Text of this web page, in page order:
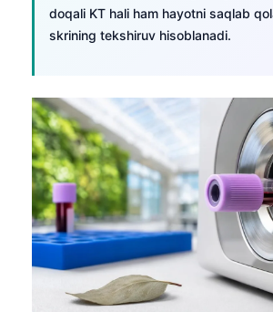
doqali KT hali ham hayotni saqlab
skrining tekshiruv hisoblanadi.